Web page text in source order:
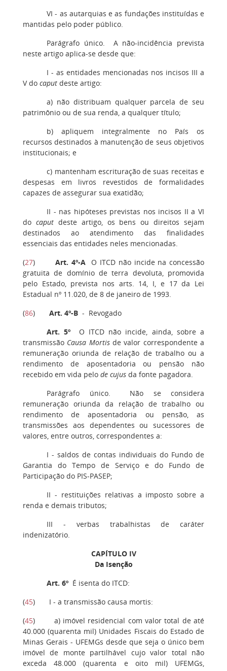
VI - as autarquias e as fundações instituídas e
mantidas pelo poder público.
Parágrafo único. A não-incidência prevista
neste artigo aplica-se desde que:
I - as entidades mencionadas nos incisos III a
V do caput deste artigo:
a) não distribuam qualquer parcela de seu
patrimônio ou de sua renda, a qualquer título;
b) apliquem integralmente no País os
recursos destinados à manutenção de seus objetivos
institucionais; e
c) mantenham escrituração de suas receitas e
despesas em livros revestidos de formalidades
capazes de assegurar sua exatidão;
II - nas hipóteses previstas nos incisos II a VI
do caputdeste artigo, os bens ou direitos sejam
destinados ao atendimento das finalidades
essenciais das entidades neles mencionadas.
(27)Art. 4º-AO ITCD não incide na concessão
gratuita de domínio de terra devoluta, promovida
pelo Estado, prevista nos arts. 14, I, e 17 da Lei
Estadual nº 11.020, de 8 de janeiro de 1993.
(86) Art. 4º-B - Revogado
Art. 5º O ITCD não incide, ainda, sobre a
transmissão Causa Mortisde valor correspondente a
remuneração oriunda de relação de trabalho ou a
rendimento de aposentadoria ou pensão não
recebido em vida pelo de cujus da fonte pagadora.
Parágrafo único. Não se considera
remuneração oriunda da relação de trabalho ou
rendimento de aposentadoria ou pensão, as
transmissões aos dependentes ou sucessores de
valores, entre outros, correspondentes a:
I - saldos de contas individuais do Fundo de
Garantia do Tempo de Serviço e do Fundo de
Participação do PIS-PASEP;
II - restituições relativas a imposto sobre a
renda e demais tributos;
III - verbas trabalhistas de caráter
indenizatório.
CAPÍTULO IV
Da Isenção
Art. 6º É isenta do ITCD:
(45) I - a transmissão causa mortis:
(45) a) imóvel residencial com valor total de até
40.000 (quarenta mil) Unidades Fiscais do Estado de
Minas Gerais - UFEMGs desde que seja o único bem
imóvel de monte partilhável cujo valor total não
exceda 48.000 (quarenta e oito mil) UFEMGs,